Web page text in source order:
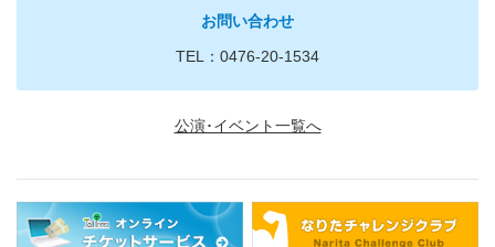
お問い合わせ
TEL：0476-20-1534
公演･イベント一覧へ